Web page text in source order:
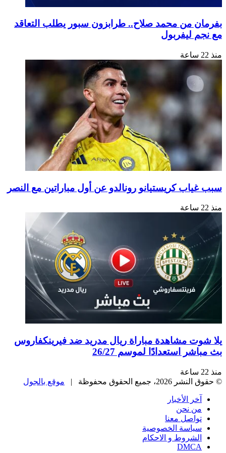
بفرمان من محمد صلاح.. طرابزون سبور يطلب التعاقد
مع نجم ليفربول
منذ 22 ساعة
سبب غياب كريستيانو رونالدو عن أول مباراتين مع النصر
منذ 22 ساعة
يلا شوت مشاهدة مباراة ريال مدريد ضد فيرينكفاروس
بث مباشر استعدادًا لموسم 26/27
منذ 22 ساعة
© حقوق النشر 2026، جميع الحقوق محفوظة |
موقع بالجول
آخر الأخبار
من نحن
تواصل معنا
سياسة الخصوصية
الشروط و الاحكام
DMCA